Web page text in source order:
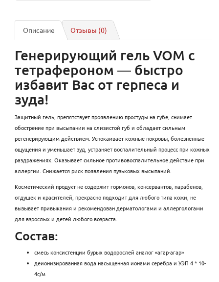
Описание Отзывы (0)
Генерирующий гель VOM с
тетрафероном ― быстро
избавит Вас от герпеса и
зуда!
Защитный гель, препятствует проявлению простуды на губе, снимает
обострение при высыпании на слизистой губ и обладает сильным
регенерирующим действием. Успокаивает кожные покровы, болезненные
ощущения и уменьшает зуд, устраняет воспалительный процесс при кожных
раздражениях. Оказывает сильное противовоспалительное действие при
аллергии. Снижается риск появления пузьковых высыпаний.
Косметический продукт не содержит гормонов, консервантов, парабенов,
отдушек и красителей, прекрасно подходит для любого типа кожи, не
вызывает привыкания и рекомендован дерматологами и аллергологами
для взрослых и детей любого возраста.
Состав:
смесь консистенции бурых водорослей аналог «агар-агар»
деионизированная вода насыщенная ионами серебра и УЭП 4 * 10-
4с/м